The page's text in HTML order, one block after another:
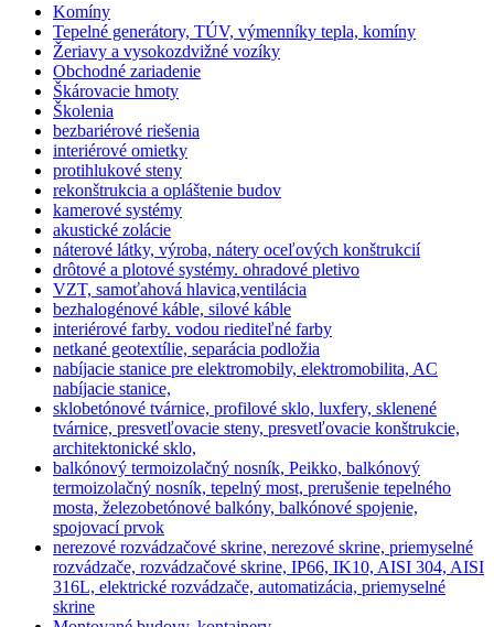
Komíny
Tepelné generátory, TÚV, výmenníky tepla, komíny
Žeriavy a vysokozdvižné vozíky
Obchodné zariadenie
Škárovacie hmoty
Školenia
bezbariérové riešenia
interiérové omietky
protihlukové steny
rekonštrukcia a opláštenie budov
kamerové systémy
akustické zolácie
náterové látky, výroba, nátery oceľových konštrukcií
drôtové a plotové systémy. ohradové pletivo
VZT, samoťahová hlavica,ventilácia
bezhalogénové káble, silové káble
interiérové farby. vodou riediteľné farby
netkané geotextílie, separácia podložia
nabíjacie stanice pre elektromobily, elektromobilita, AC
nabíjacie stanice,
sklobetónové tvárnice, profilové sklo, luxfery, sklenené
tvárnice, presvetľovacie steny, presvetľovacie konštrukcie,
architektonické sklo,
balkónový termoizolačný nosník, Peikko, balkónový
termoizolačný nosník, tepelný most, prerušenie tepelného
mosta, železobetónové balkóny, balkónové spojenie,
spojovací prvok
nerezové rozvádzačové skrine, nerezové skrine, priemyselné
rozvádzače, rozvádzačové skrine, IP66, IK10, AISI 304, AISI
316L, elektrické rozvádzače, automatizácia, priemyselné
skrine